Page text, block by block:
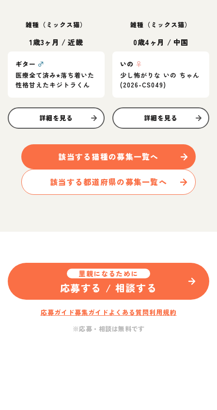
雑種（ミックス猫）
1歳3ヶ月 /近畿
ギター ♂
医療全て済み⭐︎落ち着いた
性格甘えたキジトラくん
詳細を見る
雑種（ミックス猫）
0歳4ヶ月 / 中国
いの ♀
少し怖がりな いの ちゃん
(2026-CS049)
詳細を見る
該当する 猫種の募集一覧へ
該当する都道府県の募集一覧へ
里親になるために
応募する / 相談する
応募ガイド募集ガイド よくある質問利用規約
※応募・相談は無料です